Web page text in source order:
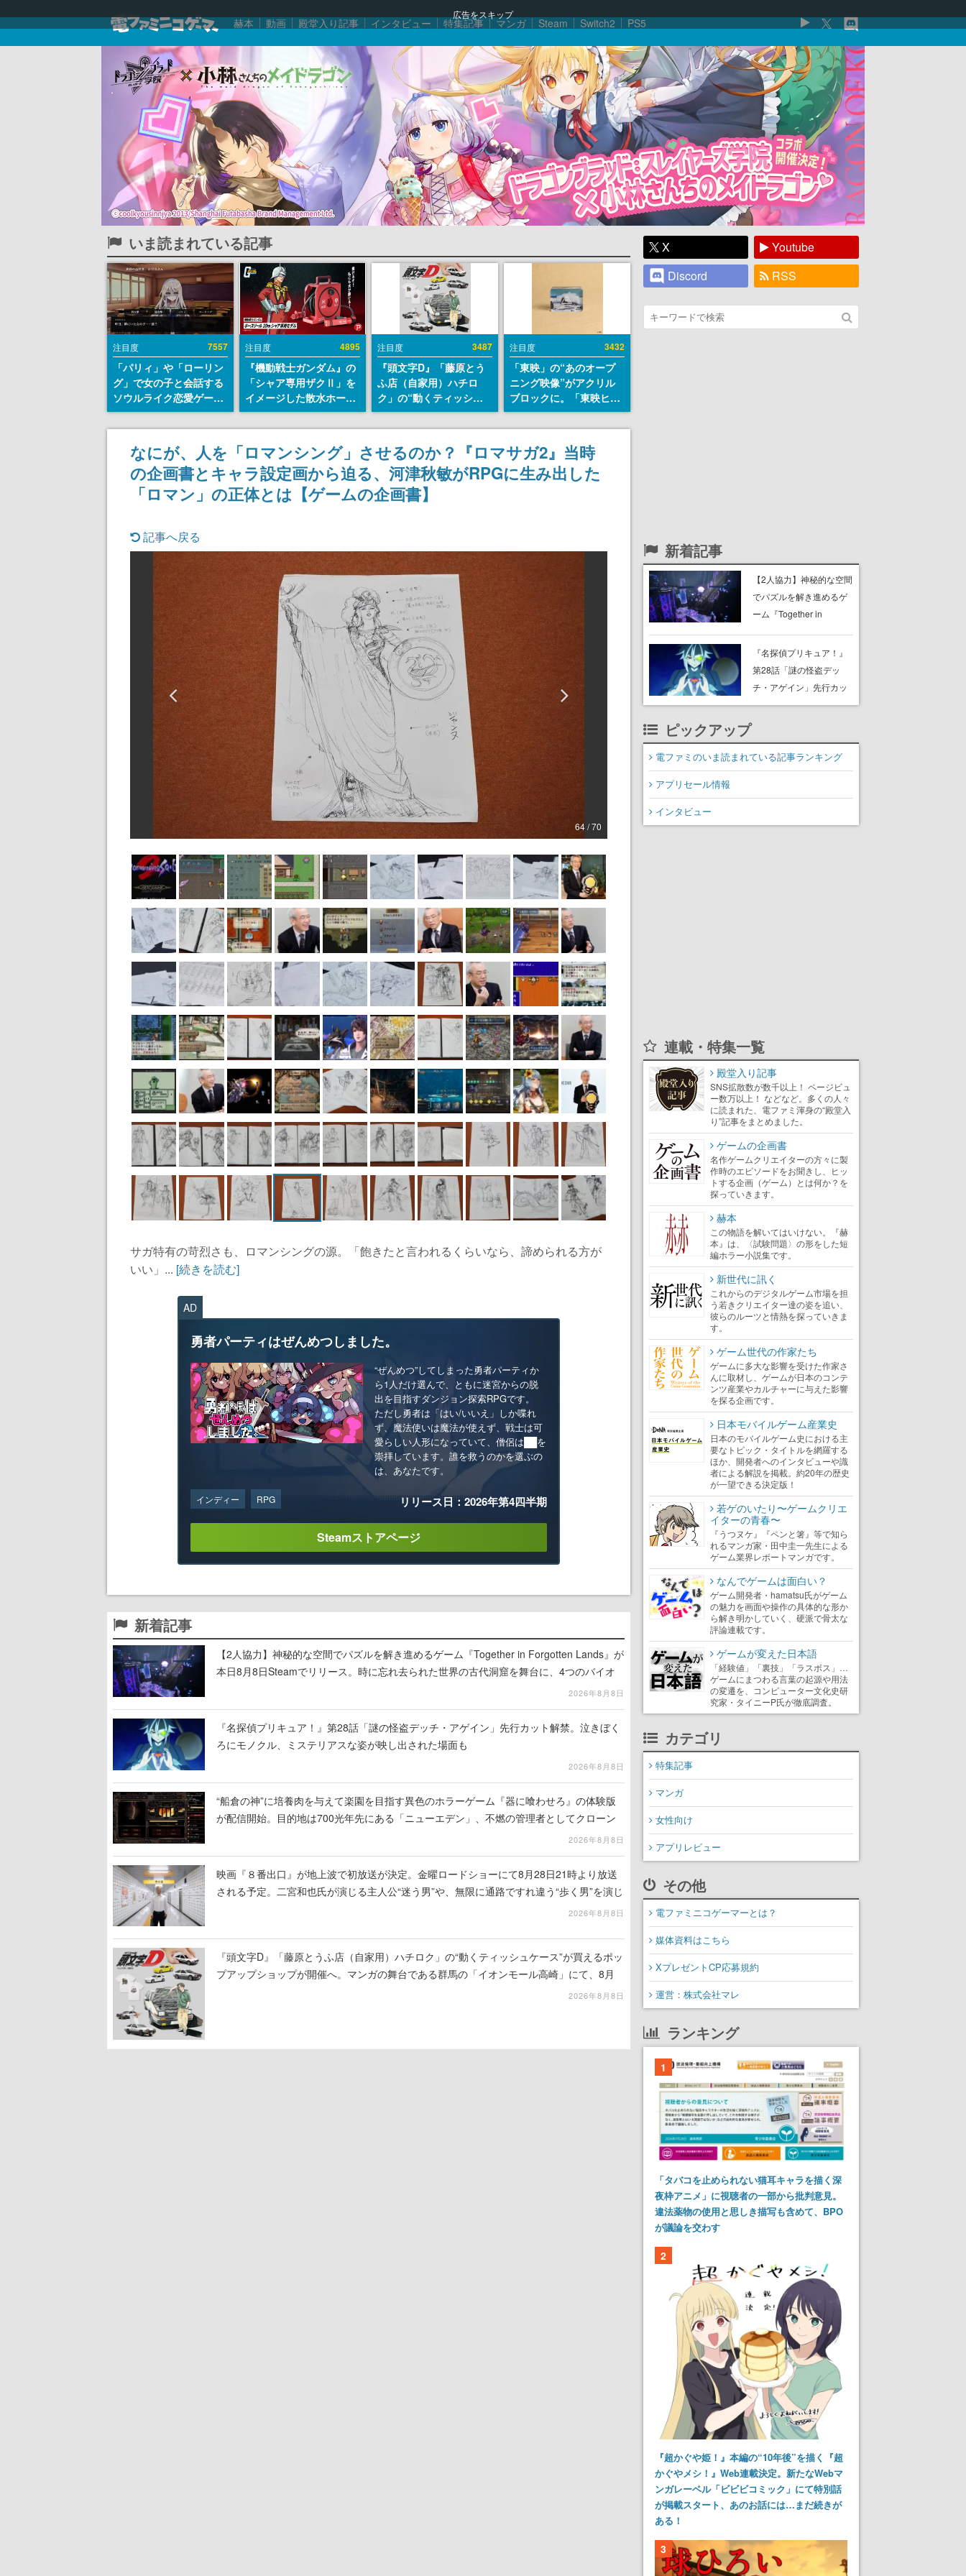
広告をスキップ
赫本 動画 殿堂入り記事 インタビュー 特集記事 マンガ Steam Switch2 PS5
いま読まれている記事
注目度 7557
「パリィ」や「ローリン
グ」で女の子と会話する
ソウルライク恋愛ゲーム
『小早川さんはソウルラ
イク』無料公開。返事に
失敗すると「YOU
DIED」
注目度 4895
『機動戦士ガンダム』の
「シャア専用ザクⅡ」を
イメージした散水ホース
リールが予約開始。本体
にはシャアのパーソナル
マークやジオン公国軍の
エンブレム、型式番号な
どを配置
注目度 3487
『頭文字D』「藤原とう
ふ店（自家用）ハチロ
ク」の“動くティッシュ
ケース”が買えるポップ
アップショップが開催
へ。マンガの舞台である
群馬の「イオンモール高
崎」にて、8月11日から8
月20日までの期間限定で
開催予定
注目度 3432
「東映」の“あのオープ
ニング映像”がアクリル
ブロックに。「東映ヒス
トリカル グッズコレクシ
ョン」が8月下旬より発
売
なにが、人を「ロマンシング」させるのか？『ロマサガ2』当時
の企画書とキャラ設定画から迫る、河津秋敏がRPGに生み出した
「ロマン」の正体とは【ゲームの企画書】
記事へ戻る
64 / 70
サガ特有の苛烈さも、ロマンシングの源。「飽きたと言われるくらいなら、諦められる方が
いい」... [続きを読む]
AD
勇者パーティはぜんめつしました。
“ぜんめつ”してしまった勇者パーティか
ら1人だけ選んで、ともに迷宮からの脱
出を目指すダンジョン探索RPGです。
ただし勇者は「はい/いいえ」しか喋れ
ず、魔法使いは魔法が使えず、戦士は可
愛らしい人形になっていて、僧侶は██を
崇拝しています。誰を救うのかを選ぶの
は、あなたです。
インディー RPG リリース日：2026年第4四半期
Steamストアページ
新着記事
【2人協力】神秘的な空間でパズルを解き進めるゲーム『Together in Forgotten Lands』が
本日8月8日Steamでリリース。時に忘れ去られた世界の古代洞窟を舞台に、4つのバイオ
2026年8月8日
『名探偵プリキュア！』第28話「謎の怪盗デッチ・アゲイン」先行カット解禁。泣きぼく
ろにモノクル、ミステリアスな姿が映し出された場面も
2026年8月8日
“船倉の神”に培養肉を与えて楽園を目指す異色のホラーゲーム『器に喰わせろ』の体験版
が配信開始。目的地は700光年先にある「ニューエデン」、不燃の管理者としてクローン
2026年8月8日
映画『８番出口』が地上波で初放送が決定。金曜ロードショーにて8月28日21時より放送
される予定。二宮和也氏が演じる主人公“迷う男”や、無限に通路ですれ違う“歩く男”を演じ
2026年8月8日
『頭文字D』「藤原とうふ店（自家用）ハチロク」の“動くティッシュケース”が買えるポッ
プアップショップが開催へ。マンガの舞台である群馬の「イオンモール高崎」にて、8月
2026年8月8日
X
Youtube
Discord
RSS
新着記事
【2人協力】神秘的な空間
でパズルを解き進めるゲ
ーム『Together in
8月8日Steamでリリー
ス。時に忘れ去られた世
界の古代洞窟を舞台に、4
『名探偵プリキュア！』
第28話「謎の怪盗デッ
チ・アゲイン」先行カッ
ト解禁。泣きぼくろにモ
ピックアップ
電ファミのいま読まれている記事ランキング
アプリセール情報
インタビュー
連載・特集一覧
殿堂入り記事
SNS拡散数が数千以上！ ページビュ
ー数万以上！ などなど。多くの人々
に読まれた、電ファミ渾身の“殿堂入
り”記事をまとめました。
ゲームの企画書
名作ゲームクリエイターの方々に製
作時のエピソードをお聞きし、ヒッ
トする企画（ゲーム）とは何か？を
探っていきます。
赫本
この物語を解いてはいけない。『赫
本』は、〈試験問題〉の形をした短
編ホラー小説集です。
新世代に訊く
これからのデジタルゲーム市場を担
う若きクリエイター達の姿を追い、
彼らのルーツと情熱を探っていきま
す。
ゲーム世代の作家たち
ゲームに多大な影響を受けた作家さ
んに取材し、ゲームが日本のコンテ
ンツ産業やカルチャーに与えた影響
を探る企画です。
日本モバイルゲーム産業史
日本のモバイルゲーム史における主
要なトピック・タイトルを網羅する
ほか、開発者へのインタビューや識
者による解説を掲載。約20年の歴史
が一望できる決定版！
若ゲのいたり〜ゲームクリエ
イターの青春〜
『うつヌケ』『ペンと箸』等で知ら
れるマンガ家・田中圭一先生による
ゲーム業界レポートマンガです。
なんでゲームは面白い？
ゲーム開発者・hamatsu氏がゲーム
の魅力を画面や操作の具体的な形か
ら解き明かしていく、硬派で骨太な
評論連載です。
ゲームが変えた日本語
「経験値」「裏技」「ラスボス」…
ゲームにまつわる言葉の起源や用法
の変遷を、コンピューター文化史研
究家・タイニーP氏が徹底調査。
カテゴリ
特集記事
マンガ
女性向け
アプリレビュー
その他
電ファミニコゲーマーとは？
媒体資料はこちら
XプレゼントCP応募規約
運営：株式会社マレ
ランキング
1
「タバコを止められない猫耳キャラを描く深
夜枠アニメ」に視聴者の一部から批判意見。
違法薬物の使用と思しき描写も含めて、BPO
が議論を交わす
2
『超かぐや姫！』本編の“10年後”を描く『超
かぐやメシ！』Web連載決定。新たなWebマ
ンガレーベル「ビビビコミック」にて特別話
が掲載スタート、あのお話には…まだ続きが
ある！
3